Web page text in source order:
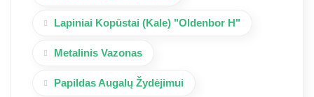
Lapiniai Kopūstai (Kale) "Oldenbor H"
Metalinis Vazonas
Papildas Augalų Žydėjimui